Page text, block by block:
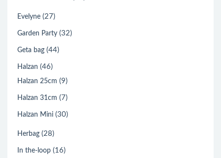
Evelyne (27)
Garden Party (32)
Geta bag (44)
Halzan (46)
Halzan 25cm (9)
Halzan 31cm (7)
Halzan Mini (30)
Herbag (28)
In the-loop (16)